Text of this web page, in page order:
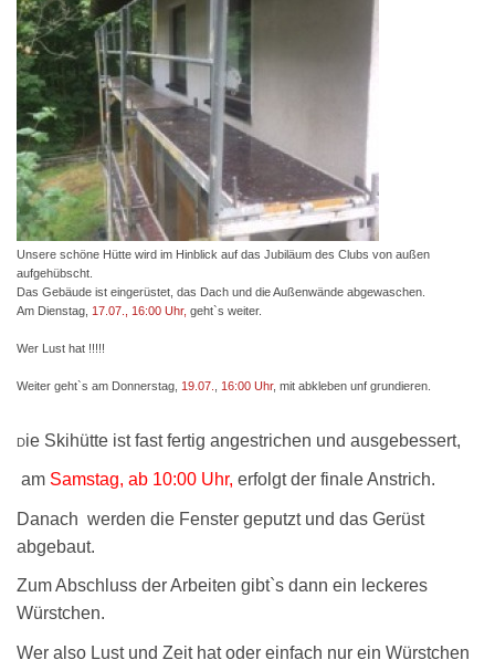
Unsere schöne Hütte wird im Hinblick auf das Jubiläum des Clubs von außen
aufgehübscht.
Das Gebäude ist eingerüstet, das Dach und die Außenwände abgewaschen.
Am Dienstag, 17.07., 16:00 Uhr, geht`s weiter.
Wer Lust hat !!!!!
Weiter geht`s am Donnerstag, 19.07. 16:00 Uhr, mit abkleben unf grundieren.
Die Skihütte ist fast fertig angestrichen und ausgebessert,
am Samstag, ab 10:00 Uhr, erfolgt der finale Anstrich.
Danach werden die Fenster geputzt und das Gerüst
abgebaut.
Zum Abschluss der Arbeiten gibt`s dann ein leckeres
Würstchen.
Wer also Lust und Zeit hat oder einfach nur ein Würstchen